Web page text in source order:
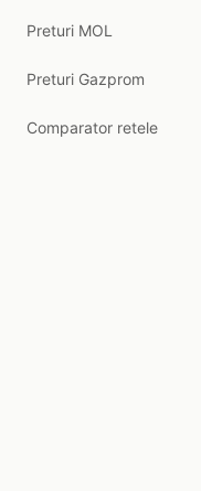
Preturi MOL
Preturi Gazprom
Comparator retele